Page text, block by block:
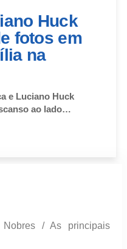
Huck
fotos em
na
e Luciano Huck
ao lado…
/ As principais